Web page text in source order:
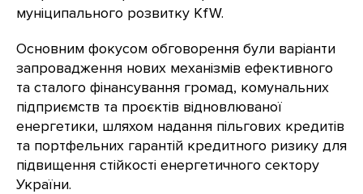
муніципального розвитку KfW.
Основним фокусом обговорення були варіанти
запровадження нових механізмів ефективного
та сталого фінансування громад, комунальних
підприємств та проєктів відновлюваної
енергетики, шляхом надання пільгових кредитів
та портфельних гарантій кредитного ризику для
підвищення стійкості енергетичного сектору
України.